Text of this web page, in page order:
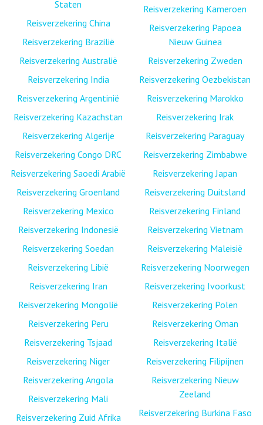
Staten
Reisverzekering China
Reisverzekering Brazilië
Reisverzekering Australië
Reisverzekering India
Reisverzekering Argentinië
Reisverzekering Kazachstan
Reisverzekering Algerije
Reisverzekering Congo DRC
Reisverzekering Saoedi Arabië
Reisverzekering Groenland
Reisverzekering Mexico
Reisverzekering Indonesië
Reisverzekering Soedan
Reisverzekering Libië
Reisverzekering Iran
Reisverzekering Mongolië
Reisverzekering Peru
Reisverzekering Tsjaad
Reisverzekering Niger
Reisverzekering Angola
Reisverzekering Mali
Reisverzekering Zuid Afrika
Reisverzekering Kameroen
Reisverzekering Papoea
Nieuw Guinea
Reisverzekering Zweden
Reisverzekering Oezbekistan
Reisverzekering Marokko
Reisverzekering Irak
Reisverzekering Paraguay
Reisverzekering Zimbabwe
Reisverzekering Japan
Reisverzekering Duitsland
Reisverzekering Finland
Reisverzekering Vietnam
Reisverzekering Maleisië
Reisverzekering Noorwegen
Reisverzekering Ivoorkust
Reisverzekering Polen
Reisverzekering Oman
Reisverzekering Italië
Reisverzekering Filipijnen
Reisverzekering Nieuw
Zeeland
Reisverzekering Burkina Faso